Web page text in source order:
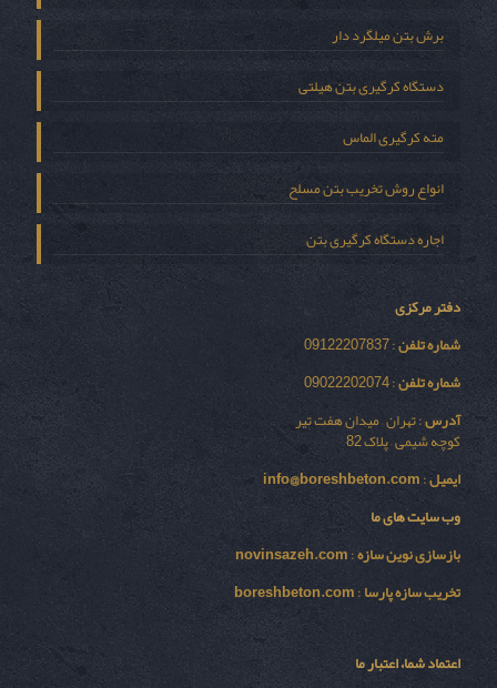
برش بتن میلگرد دار
دستگاه کرگیری بتن هیلتی
مته کرگیری الماس
انواع روش تخریب بتن مسلح
اجاره دستگاه کرگیری بتن
دفتر مرکزی
شماره تلفن: 09122207837
شماره تلفن: 09022202074
آدرس: تهران – میدان هفت تیر
کوچه شیمی – پلاک 82
ایمیل:
info@boreshbeton.com
وب سایت های ما
بازسازی نوين سازه:
novinsazeh.com
تخریب سازه پارسا:
boreshbeton.com
اعتماد شما، اعتبار ما